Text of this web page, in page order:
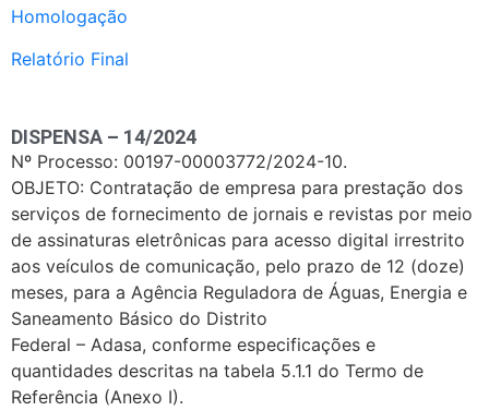
Homologação
Relatório Final
DISPENSA – 14/2024
Nº Processo: 00197-00003772/2024-10.
OBJETO: Contratação de empresa para prestação dos
serviços de fornecimento de jornais e revistas por meio
de assinaturas eletrônicas para acesso digital irrestrito
aos veículos de comunicação, pelo prazo de 12 (doze)
meses, para a Agência Reguladora de Águas, Energia e
Saneamento Básico do Distrito
Federal – Adasa, conforme especificações e
quantidades descritas na tabela 5.1.1 do Termo de
Referência (Anexo I).